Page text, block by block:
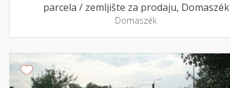
parcela / zemljište za prodaju, Domaszék
Domaszék